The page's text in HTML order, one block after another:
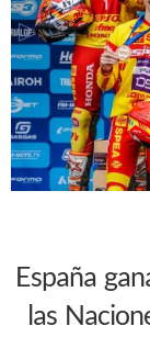
España
las